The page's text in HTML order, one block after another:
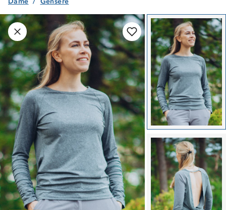
Produktet er lagt i handlekurven